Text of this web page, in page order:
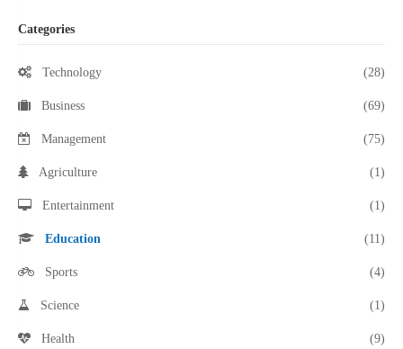
Categories
Technology (28)
Business (69)
Management (75)
Agriculture (1)
Entertainment (1)
Education (11)
Sports (4)
Science (1)
Health (9)